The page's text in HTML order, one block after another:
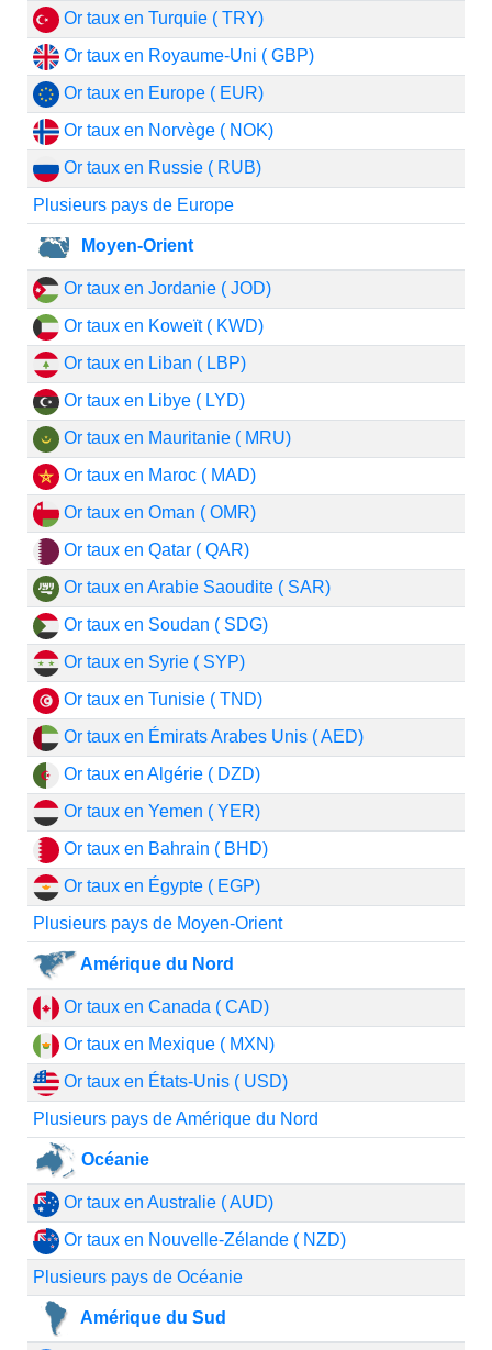
Or taux en Turquie ( TRY)
Or taux en Royaume-Uni ( GBP)
Or taux en Europe ( EUR)
Or taux en Norvège ( NOK)
Or taux en Russie ( RUB)
Plusieurs pays de Europe
Moyen-Orient
Or taux en Jordanie ( JOD)
Or taux en Koweït ( KWD)
Or taux en Liban ( LBP)
Or taux en Libye ( LYD)
Or taux en Mauritanie ( MRU)
Or taux en Maroc ( MAD)
Or taux en Oman ( OMR)
Or taux en Qatar ( QAR)
Or taux en Arabie Saoudite ( SAR)
Or taux en Soudan ( SDG)
Or taux en Syrie ( SYP)
Or taux en Tunisie ( TND)
Or taux en Émirats Arabes Unis ( AED)
Or taux en Algérie ( DZD)
Or taux en Yemen ( YER)
Or taux en Bahrain ( BHD)
Or taux en Égypte ( EGP)
Plusieurs pays de Moyen-Orient
Amérique du Nord
Or taux en Canada ( CAD)
Or taux en Mexique ( MXN)
Or taux en États-Unis ( USD)
Plusieurs pays de Amérique du Nord
Océanie
Or taux en Australie ( AUD)
Or taux en Nouvelle-Zélande ( NZD)
Plusieurs pays de Océanie
Amérique du Sud